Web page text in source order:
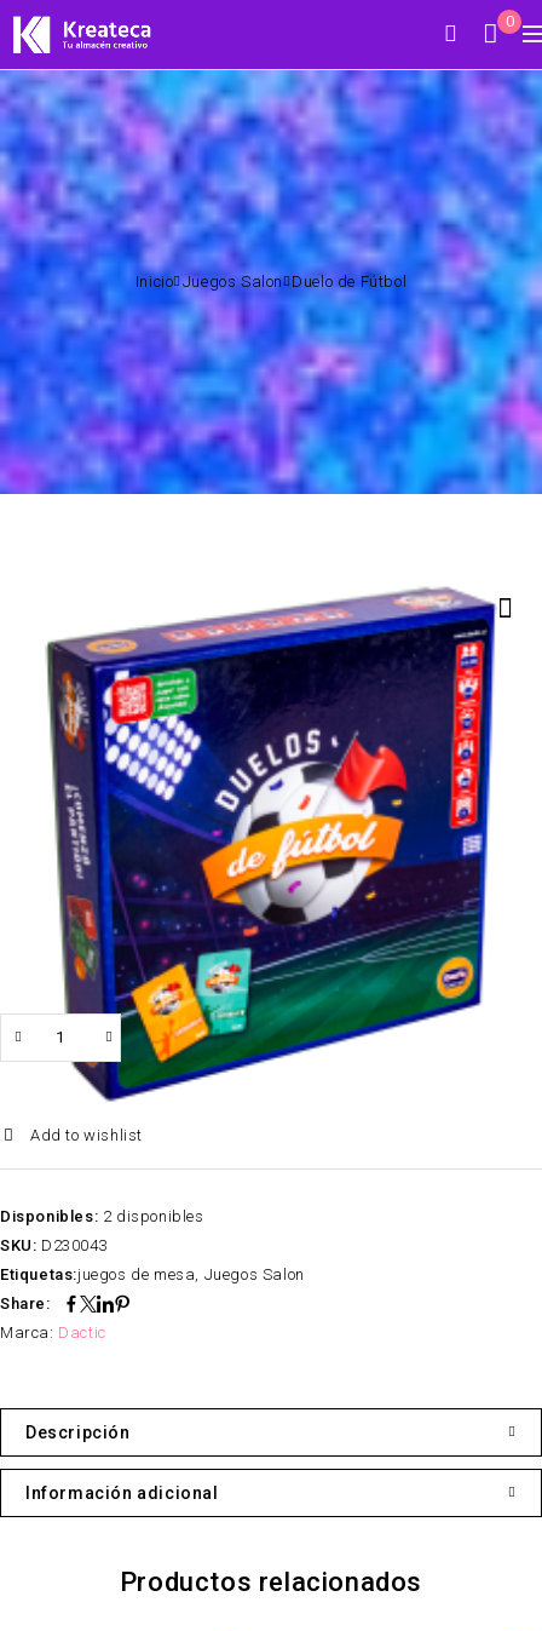
0
Inicio Juegos Salon Duelo de Fútbol
10.900
1 persona esta viendo en este minuto
Añadir al carrito
¡Comprar Ahora!
Add to wishlist
Disponibles: 2 disponibles
SKU: D230043
Etiquetas:juegos de mesa Juegos Salon
Share:
Marca: Dactic
Descripción
Información adicional
Productos relacionados